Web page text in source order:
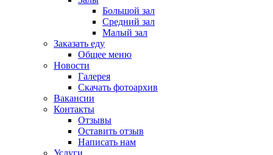
Большой зал
Средний зал
Малый зал
Заказать еду
Общее меню
Новости
Галерея
Скачать фотоархив
Вакансии
Контакты
Отзывы
Оставить отзыв
Написать нам
Услуги